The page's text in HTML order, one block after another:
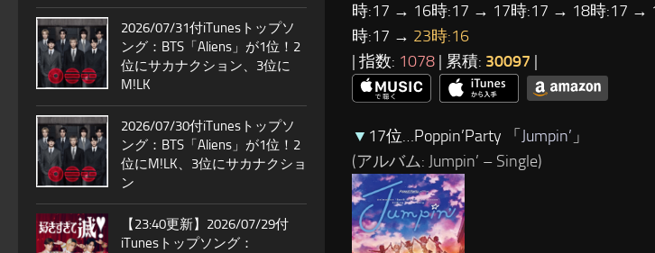
時:17 → 16時:17 → 17時:17 → 18時:17
時:17 → 23時:16
| 指数: 1078 | 累積: 30097 |
▼ 17位…Poppin’Party 「 Jumpin’ 」
(アルバム: Jumpin’ – Single)
2026/07/31付iTunesトップソ
ング：BTS「Aliens」が1位！2
位にサカナクション、3位に
M!LK
2026/07/30付iTunesトップソ
ング：BTS「Aliens」が1位！2
位にM!LK、3位にサカナクショ
ン
【23:40更新】2026/07/29付
iTunesトップソング：